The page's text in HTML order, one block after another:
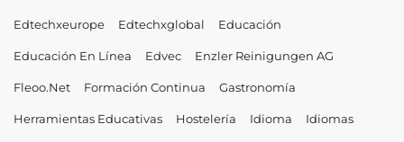
Edtechxeurope Edtechxglobal Educación
Educación En Línea Edvec Enzler Reinigungen AG
Fleoo.net Formación Continua Gastronomía
Herramientas Educativas Hostelería Idioma Idiomas